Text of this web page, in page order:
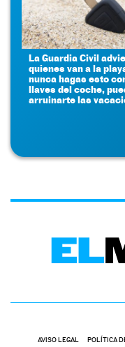
La Guardia Civil
quienes van a la
nunca hagas esto
llaves del coche,
arruinarte las
AVISO LEGAL POLÍTICA